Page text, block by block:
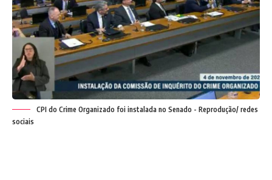
CPI do Crime Organizado foi instalada no Senado - Reprodução/ redes
sociais